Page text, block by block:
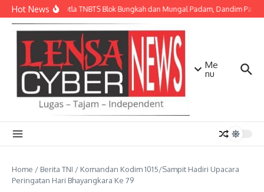
Lewati ke konten
Hot NewsApi Karhutla TNBTS Blok Bungkah dan Mungal Padam, Dandim
Me
nu
Home / Berita TNI / Komandan Kodim 1015/Sampit Hadiri Upacara
Peringatan Hari Bhayangkara Ke 79